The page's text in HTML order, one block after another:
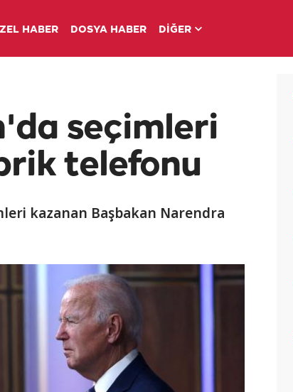
HABER DOSYA HABER DİĞER
seçimleri
telefonu
kazanan Başbakan Narendra